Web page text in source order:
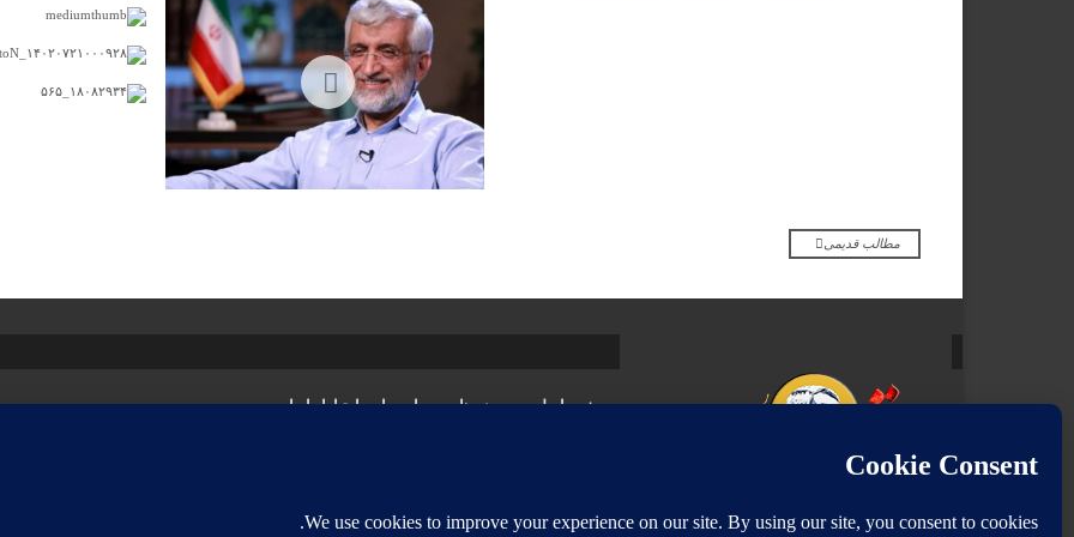
31 / 05 / 24
مطالب قدیمی
صفحه اصلی پیوند ها درباره ما
ارتباط با ما